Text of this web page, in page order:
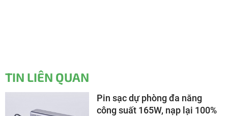
TIN LIÊN QUAN
Pin sạc dự phòng đa năng
công suất 165W, nạp lại 100%